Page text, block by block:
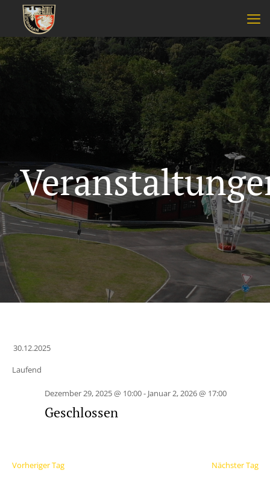
30.12.2025
wählen.
Laufend
Dezember 29, 2025 @ 10:00- Januar 2, 2026 @ 17:00
Geschlossen
Vorheriger Tag Nächster Tag